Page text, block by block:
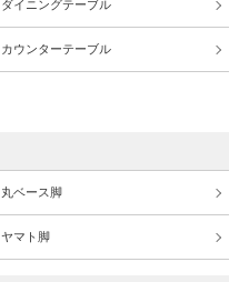
ダイニングテーブル
カウンターテーブル
丸ベース脚
ヤマト脚